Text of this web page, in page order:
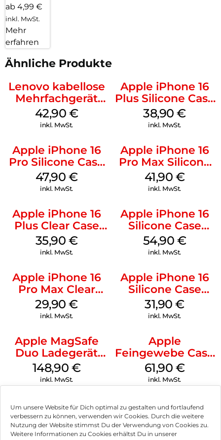
Um unsere Website für Dich optimal zu gestalten und fortlaufend
verbessern zu können, verwenden wir Cookies. Durch die weitere
Nutzung der Website stimmst Du der Verwendung von Cookies zu.
Weitere Informationen zu Cookies erhältst Du in unserer
ab 4,99 €
inkl. MwSt.
Mehr
erfahren
Ähnliche Produkte
Lenovo kabellose
Mehrfachgerät
Luna Grey
42,90 €
inkl. MwSt.
Apple iPhone 16
Plus Silicone Case
MagSafe Denim
38,90€
inkl. MwSt.
Apple iPhone 16
Pro Silicone Case
MagSafe Denim
47,90 €
inkl. MwSt.
Apple iPhone 16
Pro Max Silicone
Case MagSafe
Ultramarine
41,90 €
inkl. MwSt.
Apple iPhone 16
Plus Clear Case
MagSafe
Transparent
35,90 €
inkl. MwSt.
Apple iPhone 16
Silicone Case
MagSafe Lake
Green
54,90 €
inkl. MwSt.
Apple iPhone 16
Pro Max Clear
Case MagSafe
Transparent
29,90€
inkl. MwSt.
Apple iPhone 16
Silicone Case
MagSafe Fuchsia
31,90€
inkl. MwSt.
Apple MagSafe
Duo Ladegerät
Weiß
148,90 €
inkl. MwSt.
Apple
Feingewebe Case
iPhone 15 Pro
MagSafe Schwarz
61,90 €
inkl. MwSt.
Impressum